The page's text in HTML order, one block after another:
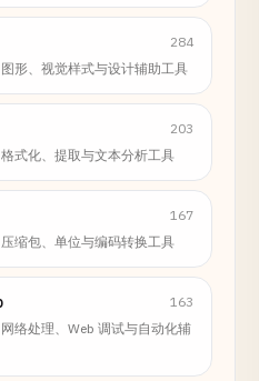
284
形、视觉样式与设计辅助工具
203
式化、提取与文本分析工具
167
缩包、单位与编码转换工具
163
络处理、Web 调试与自动化辅